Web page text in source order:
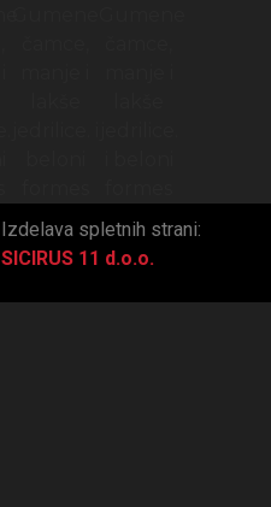
Izdelava spletnih strani:
SICIRUS 11 d.o.o.